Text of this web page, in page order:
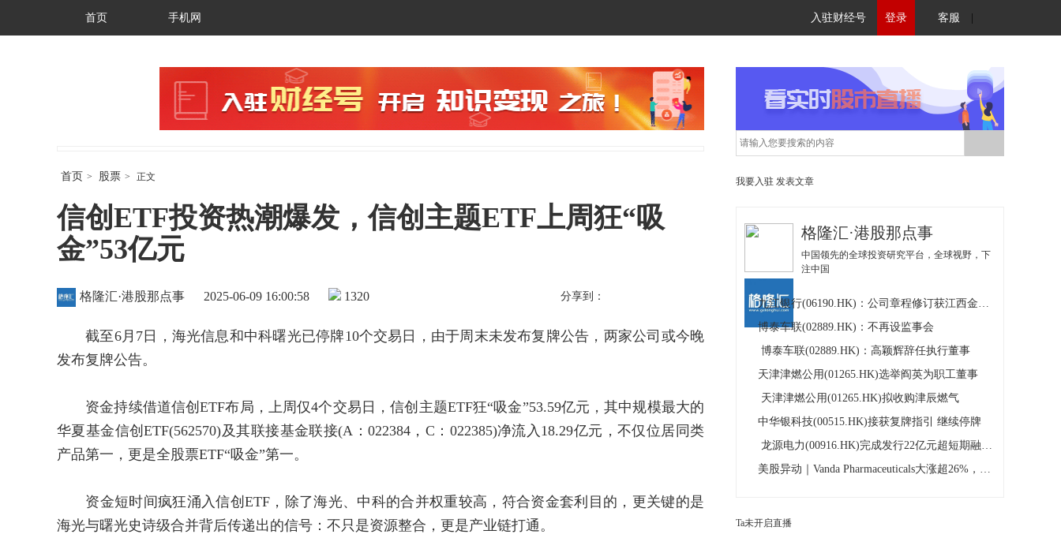
首页 手机网 入驻财经号 登录 客服
首页 > 股票 > 正文
信创ETF投资热潮爆发，信创主题ETF上周狂“吸
金”53亿元
格隆汇·港股那点事 2025-06-09 16:00:58 1320 分享到：
截至6月7日，海光信息和中科曙光已停牌10个交易日，由于周末未发布复牌公告，两家公司或今晚
发布复牌公告。
资金持续借道信创ETF布局，上周仅4个交易日，信创主题ETF狂“吸金”53.59亿元，其中规模最大的
华夏基金信创ETF(562570)及其联接基金联接(A：022384，C：022385)净流入18.29亿元，不仅位居同类
产品第一，更是全股票ETF“吸金”第一。
资金短时间疯狂涌入信创ETF，除了海光、中科的合并权重较高，符合资金套利目的，更关键的是
海光与曙光史诗级合并背后传递出的信号：不只是资源整合，更是产业链打通。
我要入驻 发表文章
格隆汇·港股那点事
中国领先的全球投资研究平台，全球视野，下
注中国
九江银行(06190.HK)：公司章程修订获江西金融监管局核准及不再设立监事会
博泰车联(02889.HK)：不再设监事会
博泰车联(02889.HK)：高颖辉辞任执行董事
天津津燃公用(01265.HK)选举阎英为职工董事
天津津燃公用(01265.HK)拟收购津辰燃气
中华银科技(00515.HK)接获复牌指引 继续停牌
龙源电力(00916.HK)完成发行22亿元超短期融资券
美股异动｜Vanda Pharmaceuticals大涨超26%，旗下晕动症药物获美国FDA批准
Ta未开启直播